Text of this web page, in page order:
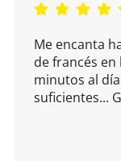
Me encanta
de francés en
minutos al
suficientes...